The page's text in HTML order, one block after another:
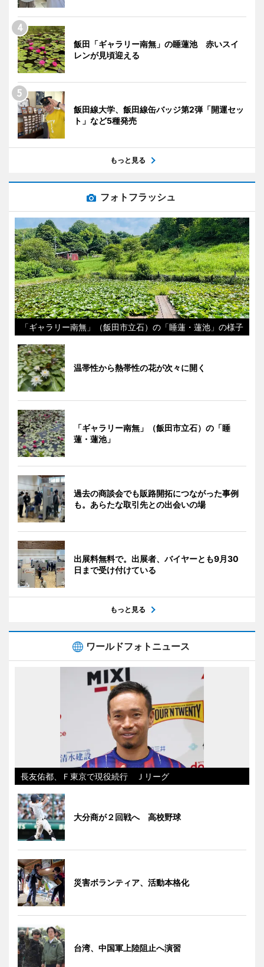
飯田「ギャラリー南無」の睡蓮池 赤いスイ
レンが見頃迎える
飯田線大学、飯田線缶バッジ第2弾「開運セッ
ト」など5種発売
もっと見る
フォトフラッシュ
「ギャラリー南無」（飯田市立石）の「睡蓮・蓮池」の様子
温帯性から熱帯性の花が次々に開く
「ギャラリー南無」（飯田市立石）の「睡
蓮・蓮池」
過去の商談会でも販路開拓につながった事例
も。あらたな取引先との出会いの場
出展料無料で。出展者、バイヤーとも9月30
日まで受け付けている
もっと見る
ワールドフォトニュース
長友佑都、Ｆ東京で現役続行 Ｊリーグ
大分商が２回戦へ 高校野球
災害ボランティア、活動本格化
台湾、中国軍上陸阻止へ演習